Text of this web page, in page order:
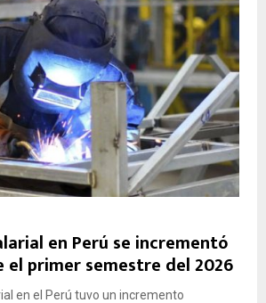
en Perú se incrementó
el primer semestre del 2026
en el Perú tuvo un incremento